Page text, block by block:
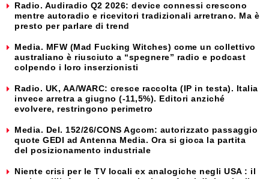
Radio. Audiradio Q2 2026: device connessi crescono
mentre autoradio e ricevitori tradizionali arretrano. Ma è
presto per parlare di trend
Media. MFW (Mad Fucking Witches) come un collettivo
australiano è riusciuto a “spegnere” radio e podcast
colpendo i loro inserzionisti
Radio. UK, AA/WARC: cresce raccolta (IP in testa). Italia
invece arretra a giugno (-11,5%). Editori anziché
evolvere, restringono perimetro
Media. Del. 152/26/CONS Agcom: autorizzato passaggio
quote GEDI ad Antenna Media. Ora si gioca la partita
del posizionamento industriale
Niente crisi per le TV locali ex analogiche negli USA : il